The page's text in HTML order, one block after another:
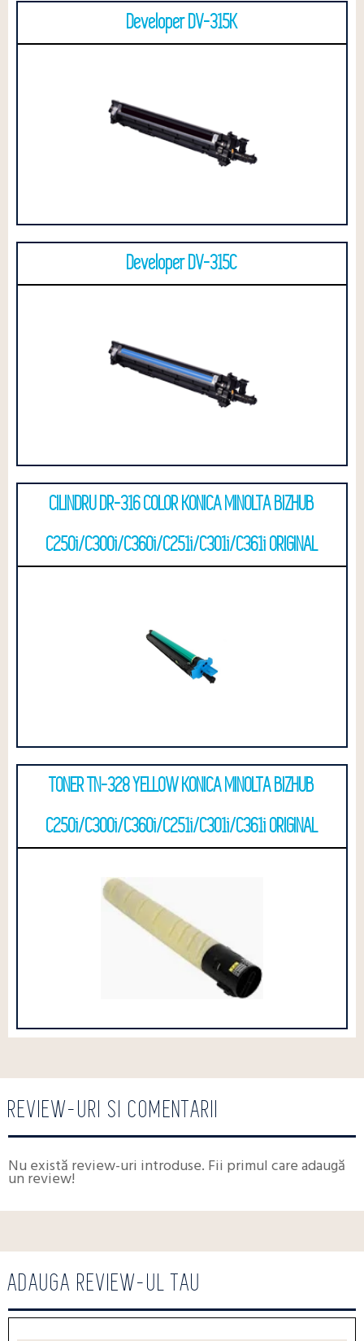
Developer DV-315K
Developer DV-315C
CILINDRU DR-316 COLOR KONICA MINOLTA BIZHUB
C250i/C300i/C360i/C251i/C301i/C361i ORIGINAL
TONER TN-328 YELLOW KONICA MINOLTA BIZHUB
C250i/C300i/C360i/C251i/C301i/C361i ORIGINAL
REVIEW-URI SI COMENTARII
Nu există review-uri introduse. Fii primul care adaugă
un review!
ADAUGA REVIEW-UL TAU